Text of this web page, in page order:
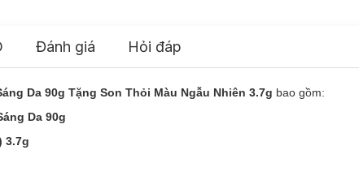
Đánh giá Hỏi đáp
Da 90g Tặng Son Thỏi Màu Ngẫu Nhiên 3.7g bao gồm:
Da 90g
3.7g